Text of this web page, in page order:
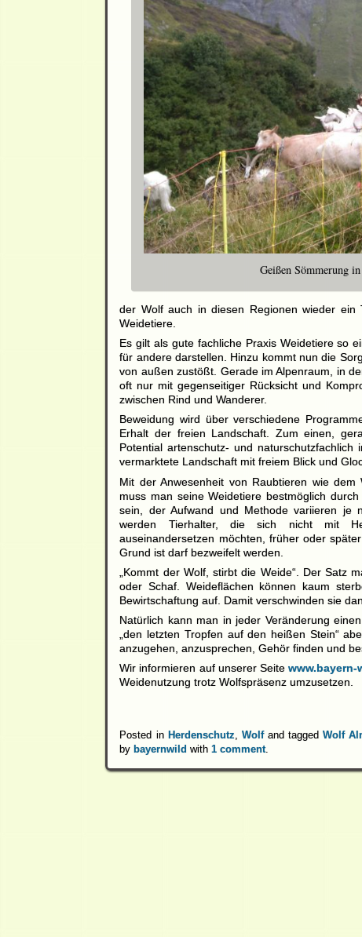
Geißen Sömmerung
der Wolf auch in diesen Regionen wieder
Weidetiere.
Es gilt als gute fachliche Praxis Weidetiere so
für andere darstellen. Hinzu kommt nun die
von außen zustößt. Gerade im Alpenraum, in
oft nur mit gegenseitiger Rücksicht und
zwischen Rind und Wanderer.
Beweidung wird über verschiedene
Erhalt der freien Landschaft. Zum einen,
Potential artenschutz- und
vermarktete Landschaft mit freiem Blick und
Mit der Anwesenheit von Raubtieren wie
muss man seine Weidetiere bestmöglich
sein, der Aufwand und Methode variieren je
werden Tierhalter, die sich nicht mit
auseinandersetzen möchten, früher oder
Grund ist darf bezweifelt werden.
„Kommt der Wolf, stirbt die Weide“. Der Satz
oder Schaf. Weideflächen können kaum
Bewirtschaftung auf. Damit verschwinden sie
Natürlich kann man in jeder Veränderung
„den letzten Tropfen auf den heißen Stein“
anzugehen, anzusprechen, Gehör finden und
Wir informieren auf unserer Seite www.bayern-
Weidenutzung trotz Wolfspräsenz umzusetzen.
Posted in Herdenschutz, Wolfand taggedWolf
by bayernwild with1 comment.